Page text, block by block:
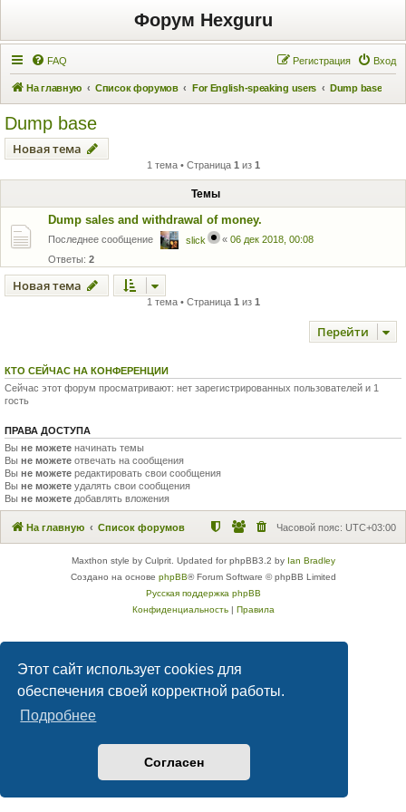
Этот сайт использует cookies для
обеспечения своей корректной работы.
Подробнее
Согласен
Форум Hexguru
FAQ Вход
Регистрация
На главную Список форумов For English-speaking users Dump base
Dump base
Новая тема
1 тема • Страница 1 из 1
Темы
Dump sales and withdrawal of money.
Последнее сообщение slick « 06 дек 2018, 00:08
Ответы: 2
Новая тема
1 тема • Страница 1 из 1
Перейти
КТО СЕЙЧАС НА КОНФЕРЕНЦИИ
Сейчас этот форум просматривают: нет зарегистрированных пользователей и 1
гость
ПРАВА ДОСТУПА
Вы не можете начинать темы
Вы не можете отвечать на сообщения
Вы не можете редактировать свои сообщения
Вы не можете удалять свои сообщения
Вы не можете добавлять вложения
На главную Список форумов Часовой пояс: UTC+03:00
Maxthon style by Culprit. Updated for phpBB3.2 by Ian Bradley
Создано на основе phpBB® Forum Software © phpBB Limited
Русская поддержка phpBB
Конфиденциальность| Правила